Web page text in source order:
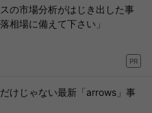
の市場分析がはじき出した事
相場に備えて下さい」
PR
けじゃない最新「arrows」事